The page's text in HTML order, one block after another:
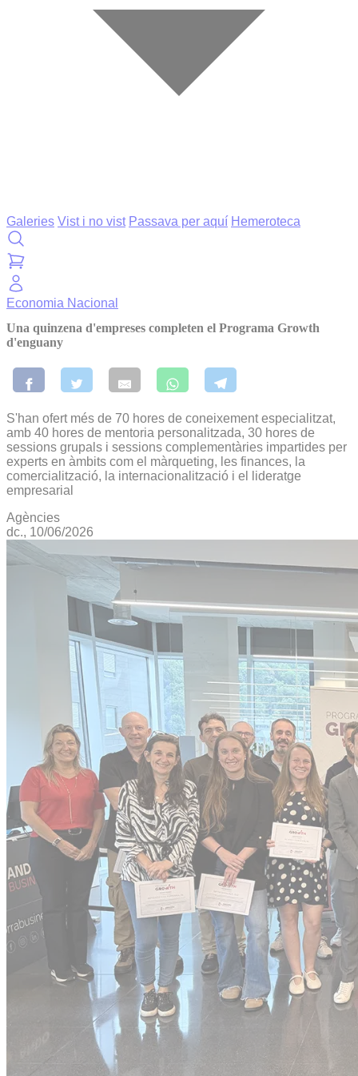
Galeries Vist i no vist Passava per aquí Hemeroteca
Economia Nacional
Una quinzena d'empreses completen el Programa Growth
d'enguany
S'han ofert més de 70 hores de coneixement especialitzat,
amb 40 hores de mentoria personalitzada, 30 hores de
sessions grupals i sessions complementàries impartides per
experts en àmbits com el màrqueting, les finances, la
comercialització, la internacionalització i el lideratge
empresarial
Agències
dc., 10/06/2026